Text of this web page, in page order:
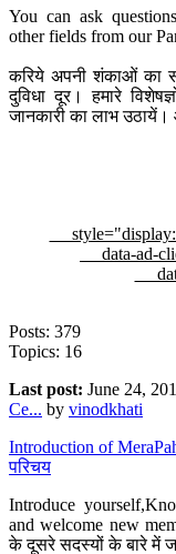
You can ask
other fields from our
करिये अपनी शंकाओं का
दुविधा दूर। हमारे
जानकारी का लाभ
data-ad-
Posts: 379
Topics: 16
Last post: June 24,
Ce... by vinodkhati
Introduction of
परिचय
Introduce
and welcome new
के दूसरे सदस्यों के बारे में